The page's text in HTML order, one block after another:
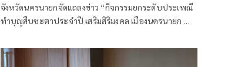
เศรษฐกิจฐานรากและรายได้สู่ชุมชน
จังหวัดนครนายกจัดแถลงข่าว “กิจกรรมยกระดับประเพณี
ทำบุญสืบชะตาประจำปี เสริมสิริมงคล เมืองนครนายก ณ
ประชาสัมพันธ์การท่องเที่ยวนครนายก เพื่อยกระดับ
ประเพณีท้องถิ่นอันทรงคุณค่าให้เป็นกิจกรรมท่องเที่ยว